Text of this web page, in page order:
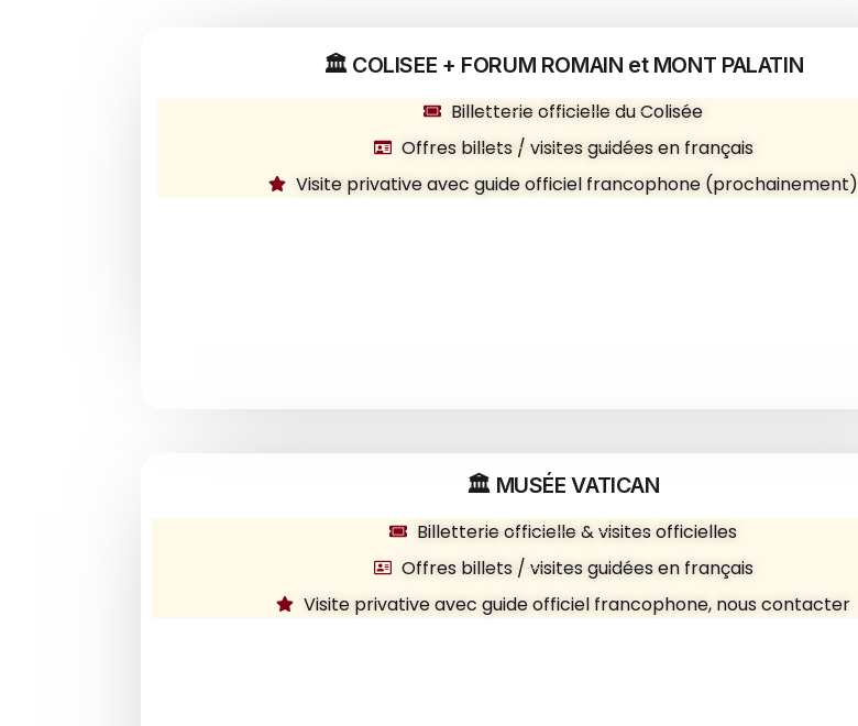
🏛️ COLISEE + FORUM ROMAIN et MONT PALATIN
Billetterie officielle du Colisée
Offres billets / visites guidées en français
Visite privative avec guide officiel francophone (prochainement)
🏛️ MUSÉE VATICAN
Billetterie officielle & visites officielles
Offres billets / visites guidées en français
Visite privative avec guide officiel francophone, nous contacter